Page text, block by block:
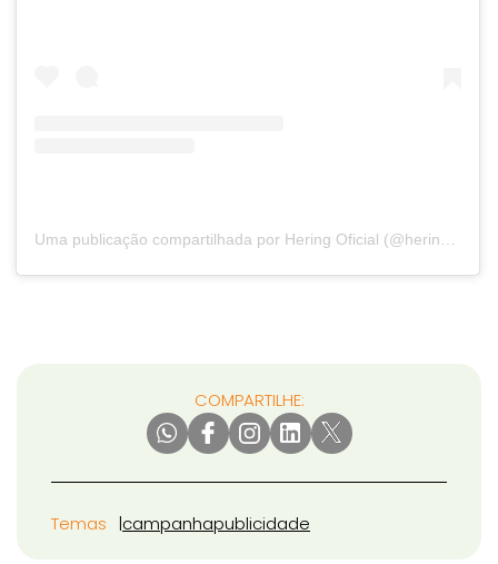
COMPARTILHE:
Temas campanhapublicidade